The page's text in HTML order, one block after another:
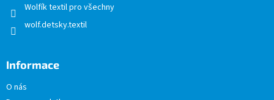
Wolfík textil pro všechny
wolf.detsky.textil
Informace
O nás